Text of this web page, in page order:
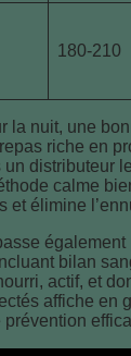
180-210
la nuit, une
riche en
distributeur
calme
et élimine
bilan
actif, et
affiche en
prévention